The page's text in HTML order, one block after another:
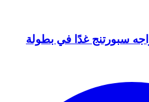
سبورتنج غدًا في بطولة